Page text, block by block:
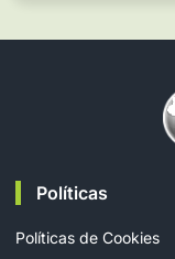
Políticas
Políticas de Cookies